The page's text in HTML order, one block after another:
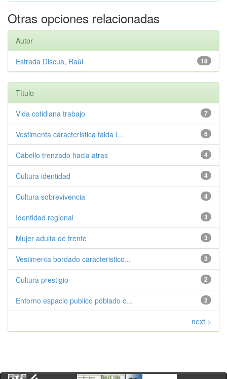
Otras opciones relacionadas
Autor
18
Estrada Discua, Raúl
Título
7
Vida cotidiana trabajo
6
Vestimenta caracteristica falda l...
4
Cabello trenzado hacia atras
4
Cultura identidad
4
Cultura sobrevivencia
3
Identidad regional
3
Mujer adulta de frente
3
Vestimenta bordado caracteristico...
2
Cultura prestigio
2
Entorno espacio publico poblado c...
next >